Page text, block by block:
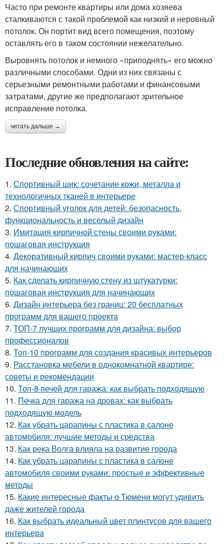
Часто при ремонте квартиры или дома хозяева
сталкиваются с такой проблемой как низкий и неровный
потолок. Он портит вид всего помещения, поэтому
оставлять его в таком состоянии нежелательно.
Выровнять потолок и немного «приподнять» его можно
различными способами. Одни из них связаны с
серьезными ремонтными работами и финансовыми
затратами, другие же предполагают зрительное
исправление потолка.
читать дальше →
Последние обновления на сайте:
1. Спортивный шик: сочетание кожи, металла и
технологичных тканей в интерьере
2. Спортивный уголок для детей: безопасность,
функциональность и веселый дизайн
3. Имитация кирпичной стены своими руками:
пошаговая инструкция
4. Декоративный кирпич своими руками: мастер-класс
для начинающих
5. Как сделать кирпичную стену из штукатурки:
пошаговая инструкция для начинающих
6. Дизайн интерьера без границ: 20 бесплатных
программ для вашего проекта
7. ТОП-7 лучших программ для дизайна: выбор
профессионалов
8. Топ-10 программ для создания красивых интерьеров
9. Расстановка мебели в однокомнатной квартире:
советы и рекомендации
10. Топ-8 печей для гаража: как выбрать подходящую
11. Печка для гаража на дровах: как выбрать
подходящую модель
12. Как убрать царапины с пластика в салоне
автомобиля: лучшие методы и средства
13. Как река Волга влияла на развитие города
14. Как убрать царапины с пластика в салоне
автомобиля своими руками: простые и эффективные
методы
15. Какие интересные факты о Тюмени могут удивить
даже жителей города
16. Как выбрать идеальный цвет плинтусов для вашего
интерьера